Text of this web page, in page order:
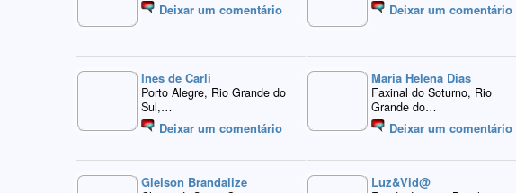
Deixar um comentário
Deixar um comentário
Maria Helena Dias
Faxinal do Soturno, Rio
Grande do…
Deixar um comentário
Ines de Carli
Porto Alegre, Rio Grande do
Sul,…
Deixar um comentário
Luz&Vid@
Gleison Brandalize